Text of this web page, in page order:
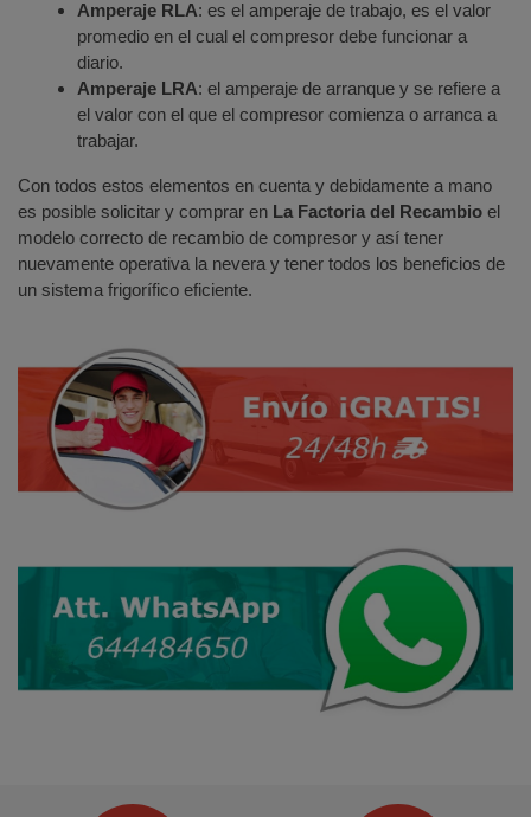
Amperaje RLA: es el amperaje de trabajo, es el valor
promedio en el cual el compresor debe funcionar a
diario.
Amperaje LRA: el amperaje de arranque y se refiere a
el valor con el que el compresor comienza o arranca a
trabajar.
Con todos estos elementos en cuenta y debidamente a mano
es posible solicitar y comprar en La Factoria del Recambio el
modelo correcto de recambio de compresor y así tener
nuevamente operativa la nevera y tener todos los beneficios de
un sistema frigorífico eficiente.